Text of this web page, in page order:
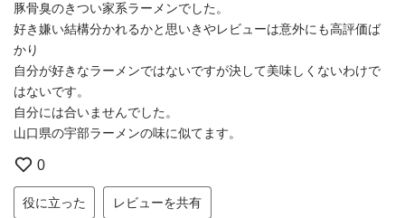
豚骨臭のきつい家系ラーメンでした。
好き嫌い結構分かれるかと思いきやレビューは意外にも高評価ば
かり
自分が好きなラーメンではないですが決して美味しくないわけで
はないです。
自分には合いませんでした。
山口県の宇部ラーメンの味に似てます。
0
役に立った レビューを共有